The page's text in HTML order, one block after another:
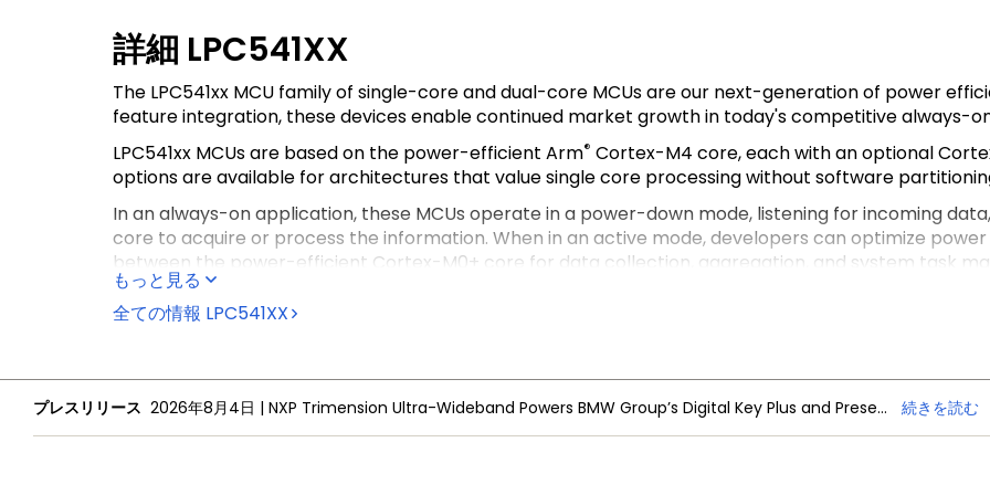
詳細 LPC541XX
The LPC541xx MCU family of single-core and dual-core MCUs are our next-generation of power
feature integration, these devices enable continued market growth in today's competitive always-
LPC541xx MCUs are based on the power-efficient Arm® Cortex-M4 core, each with an optional
options are available for architectures that value single core processing without software
In an always-on application, these MCUs operate in a power-down mode, listening for incoming
core to acquire or process the information. When in an active mode, developers can optimize
between the power-efficient Cortex-M0+ core for data collection, aggregation, and system task
can complete processor-intensive algorithms, such as sensor fusion more quickly helping to reduce
The optional dedicated on-chip digital microphone (DMIC) subsystem on the LPC54110 family will
This device is fully supported by NXP’sMCUXpresso Software and Tools, a comprehensive and
for Kinetis, LPC and i.MX RT microcontrollers. MCUXpresso SDK also includes project files for Keil MDK
もっと見る
全ての情報 LPC541XX
プレスリリース 2026年8月4日 | NXP Trimension Ultra-Wideband Powers BMW Group’s Digital Key Plus and Presence Detection 続きを読む